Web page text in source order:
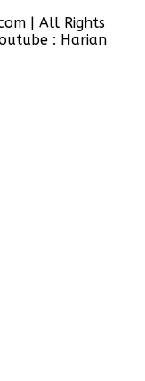
| All Rights
: Harian